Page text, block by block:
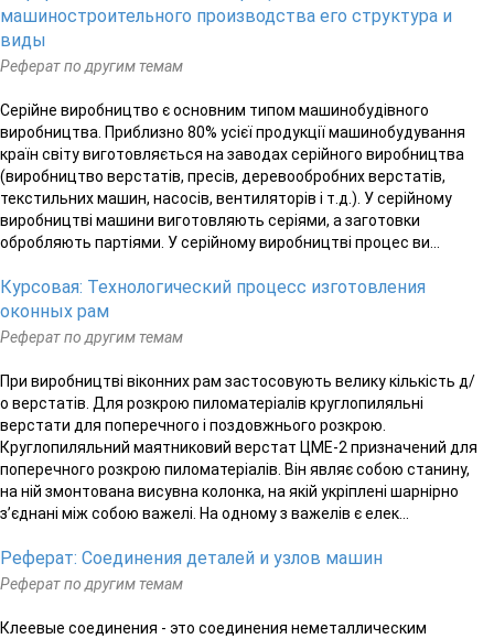
машиностроительного производства его структура и
виды
Реферат по другим темам
Серійне виробництво є основним типом машинобудівного
виробництва. Приблизно 80% усієї продукції машинобудування
країн світу виготовляється на заводах серійного виробництва
(виробництво верстатів, пресів, деревообробних верстатів,
текстильних машин, насосів, вентиляторів і т.д.). У серійному
виробництві машини виготовляють серіями, а заготовки
обробляють партіями. У серійному виробництві процес ви...
Курсовая: Технологический процесс изготовления
оконных рам
Реферат по другим темам
При виробництві віконних рам застосовують велику кількість д/
о верстатів. Для розкрою пиломатеріалів круглопиляльні
верстати для поперечного і поздовжнього розкрою.
Круглопиляльний маятниковий верстат ЦМЕ-2 призначений для
поперечного розкрою пиломатеріалів. Він являє собою станину,
на ній змонтована висувна колонка, на якій укріплені шарнірно
з’єднані між собою важелі. На одному з важелів є елек...
Реферат: Соединения деталей и узлов машин
Реферат по другим темам
Клеевые соединения - это соединения неметаллическим